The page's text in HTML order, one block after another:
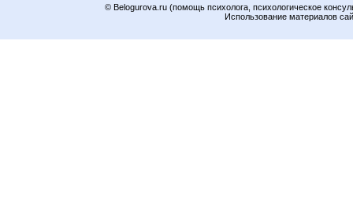
© Belogurova.ru (помощь психолога, психологическое
Использование материалов